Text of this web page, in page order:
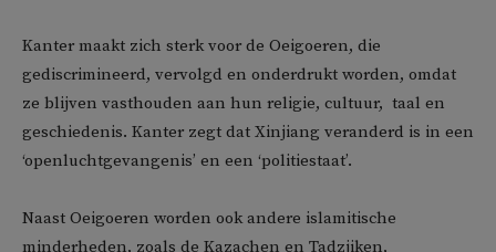
Kanter maakt zich sterk voor de Oeigoeren, die
gediscrimineerd, vervolgd en onderdrukt worden, omdat
ze blijven vasthouden aan hun religie, cultuur, taal en
geschiedenis. Kanter zegt dat Xinjiang veranderd is in een
‘openluchtgevangenis’ en een ‘politiestaat’.
Naast Oeigoeren worden ook andere islamitische
minderheden, zoals de Kazachen en Tadzjiken,